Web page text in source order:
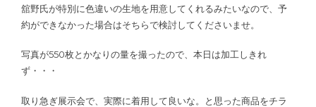
舘野氏が特別に色違いの生地を用意してくれるみたいなので、予
約ができなかった場合はそちらで検討してくださいませ。
写真が550枚とかなりの量を撮ったので、本日は加工しきれ
ず・・・
取り急ぎ展示会で、実際に着用して良いな。と思った商品をチラ